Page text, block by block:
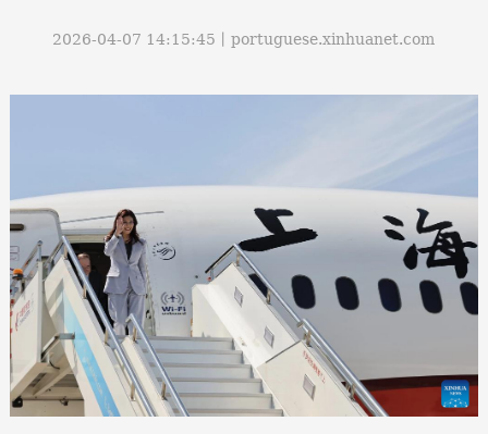
2026-04-07 14:15:45丨portuguese.xinhuanet.com